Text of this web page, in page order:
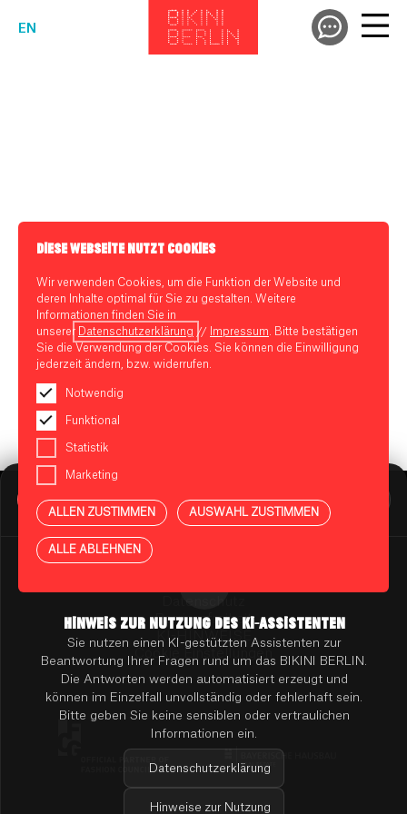
EN
BIKINI BERLIN Assistent
Online
HINWEIS ZUR NUTZUNG DES KI-ASSISTENTEN
Sie nutzen einen KI-gestützten Assistenten zur
Beantwortung Ihrer Fragen rund um das BIKINI BERLIN.
Die Antworten werden automatisiert erzeugt und
können im Einzelfall unvollständig oder fehlerhaft sein.
Bitte geben Sie keine sensiblen oder vertraulichen
Informationen ein.
Datenschutzerklärung
Hinweise zur Nutzung
DIESE WEBSEITE NUTZT COOKIES
Wir verwenden Cookies, um die Funktion der Website und
deren Inhalte optimal für Sie zu gestalten. Weitere
Informationen finden Sie in
unserer
Datenschutzerklärung // Impressum . Bitte bestätigen
Sie die Verwendung der Cookies. Sie können die Einwilligung
jederzeit ändern, bzw. widerrufen.
Notwendig
Funktional
Statistik
Marketing
ALLEN ZUSTIMMEN AUSWAHL ZUSTIMMEN
ALLE ABLEHNEN
Presse
Barrierefreiheit
KI-HINWEISE
Cookie Einstellungen